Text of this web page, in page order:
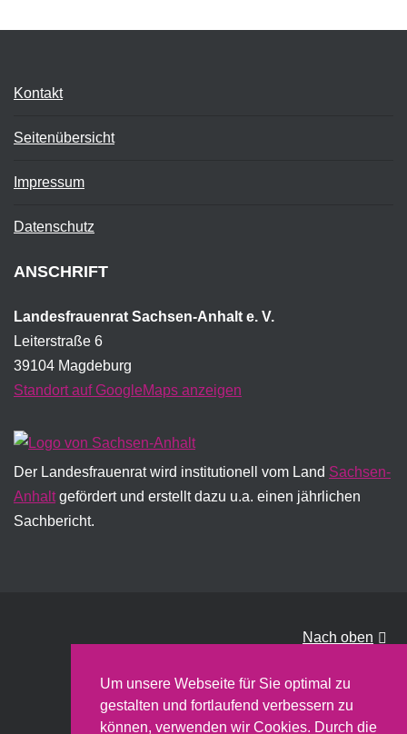
Um unsere Webseite für Sie optimal zu
gestalten und fortlaufend verbessern zu
können, verwenden wir Cookies. Durch die
Kontakt
Seitenübersicht
Impressum
Datenschutz
ANSCHRIFT
Landesfrauenrat Sachsen-Anhalt e. V.
Leiterstraße 6
39104 Magdeburg
Standort auf GoogleMaps anzeigen
Der Landesfrauenrat wird institutionell vom Land Sachsen-
Anhaltgefördert und erstellt dazu u.a. einen jährlichen
Sachbericht.
Nach oben